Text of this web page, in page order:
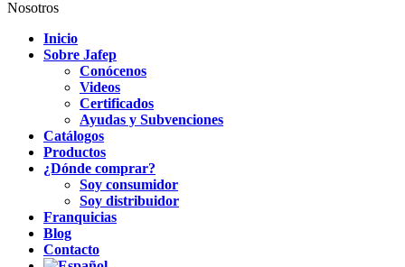
Nosotros
Inicio
Sobre Jafep
Conócenos
Videos
Certificados
Ayudas y Subvenciones
Catálogos
Productos
¿Dónde comprar?
Soy consumidor
Soy distribuidor
Franquicias
Blog
Contacto